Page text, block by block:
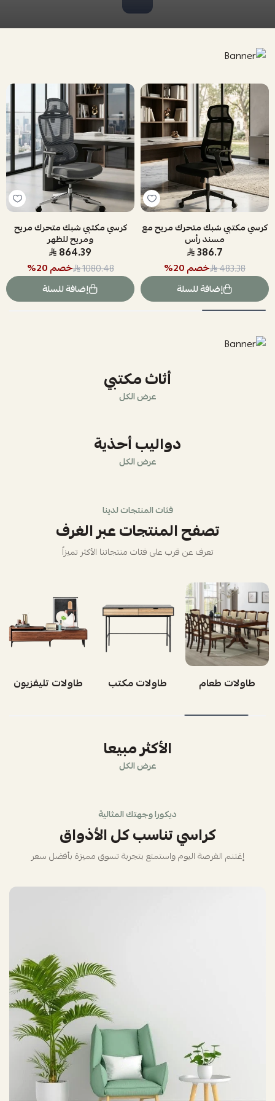
كرسي مكتبي شبك متحرك مريح مع
مسند رأس
386.7
483.38 خصم20
%
إضافة للسلة
كرسي مكتبي شبك متحرك مريح
ومريح للظهر
864.39
1080.48 خصم20
%
إضافة للسلة
أثاث مكتبي
عرض الكل
دواليب أحذية
عرض الكل
فئات المنتجات لدينا
تصفح المنتجات عبر الغرف
تعرف عن قرب على فئات منتجاتنا الأكثر تميزاً
طاولات طعام طاولات مكتب طاولات تليفزيون
الأكثر مبيعا
عرض الكل
ديكورا وجهتك المثالية
كراسي تناسب كل الأذواق
إغتنم الفرصة اليوم واستمتع بتجربة تسوق مميزة بأفضل سعر